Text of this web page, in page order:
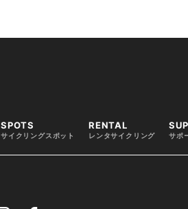
SPOTS
サイクリングスポット
RENTAL
レンタサイクリング サポ